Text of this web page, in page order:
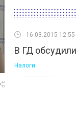
16.03.2015 12:55
В ГД
Налоги